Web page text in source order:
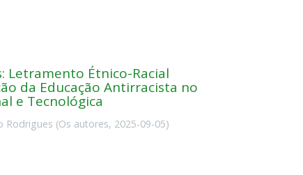
Letramento Étnico-Racial
da Educação Antirracista no
e Tecnológica
Rodrigues (Os autores, 2025-09-05)